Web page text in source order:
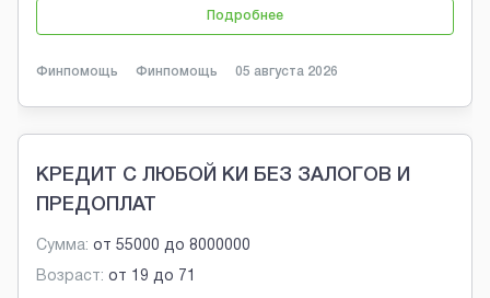
Подробнее
Финпомощь Финпомощь 05 августа 2026
КРЕДИТ С ЛЮБОЙ КИ БЕЗ ЗАЛОГОВ И
ПРЕДОПЛАТ
Сумма: от 55000 до 8000000
Возраст: от 19 до 71